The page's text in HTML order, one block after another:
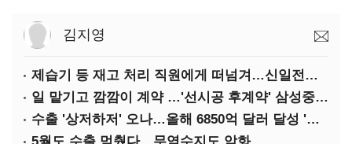
김지영
제습기 등 재고 처리 직원에게 떠넘겨…신일전자 '과징금 처벌'
일 맡기고 깜깜이 계약 …'선시공 후계약' 삼성중공업 덜미
수출 '상저하저' 오나…올해 6850억 달러 달성 '빨간불'